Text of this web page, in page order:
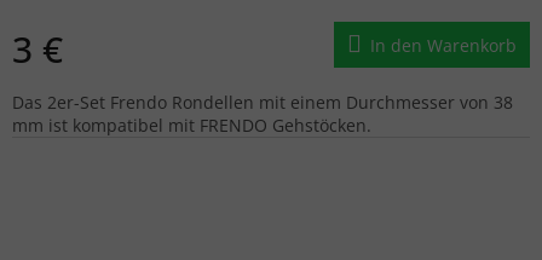
3 € In den Warenkorb
Das 2er-Set Frendo Rondellen mit einem Durchmesser von 38
mm ist kompatibel mit FRENDO Gehstöcken.